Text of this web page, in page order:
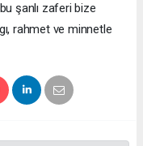
şanlı zaferi bize
rahmet ve minnetle